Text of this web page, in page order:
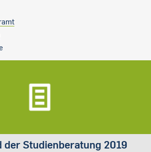
der Studienberatung 2019